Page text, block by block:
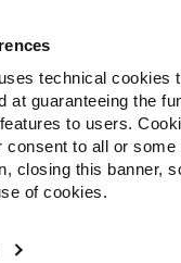
technical cookies
at guaranteeing the
to users.
consent to all or
closing this banner,
of cookies.
Produits
specific to your